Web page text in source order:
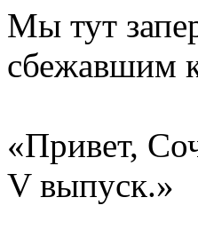
Мы тут
сбежавшим
«Привет,
V выпуск.»